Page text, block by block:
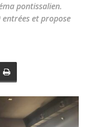
pontissalien.
et propose